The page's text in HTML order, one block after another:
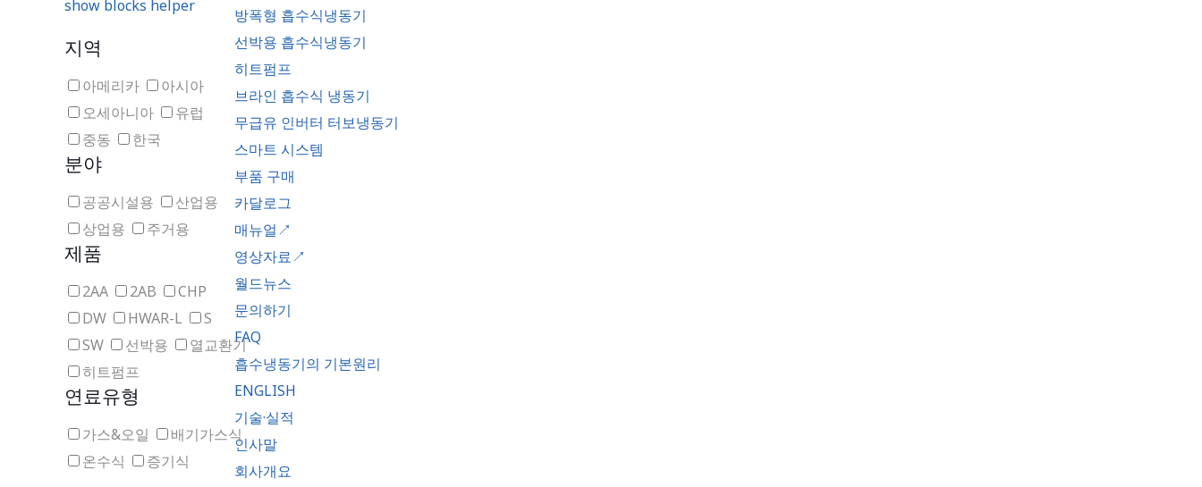
방폭형 흡수식냉동기
선박용 흡수식냉동기
히트펌프
브라인 흡수식 냉동기
무급유 인버터 터보냉동기
스마트 시스템
부품 구매
카달로그
매뉴얼↗
영상자료↗
월드뉴스
문의하기
FAQ
흡수냉동기의 기본원리
ENGLISH
기술·실적
인사말
회사개요
show blocks helper
지역
아메리카
아시아
오세아니아
유럽
중동
한국
분야
공공시설용
산업용
상업용
주거용
제품
2AA 2AB
CHP
DW
HWAR-L
S
SW
선박용
열교환기
히트펌프
연료유형
가스&오일
배기가스식
온수식
증기식